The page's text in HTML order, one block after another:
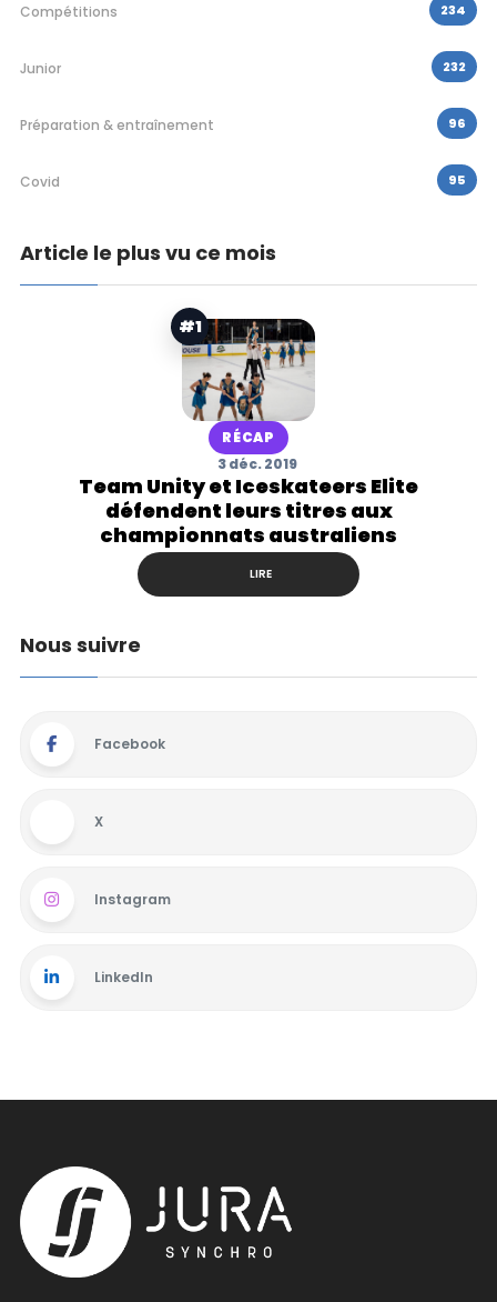
Compétitions 234
Junior 232
Préparation & entraînement 96
Covid 95
Article le plus vu ce mois
#1
RÉCAP
3 déc. 2019
Team Unity et Iceskateers Elite
défendent leurs titres aux
championnats australiens
LIRE
Nous suivre
Facebook
X
Instagram
LinkedIn